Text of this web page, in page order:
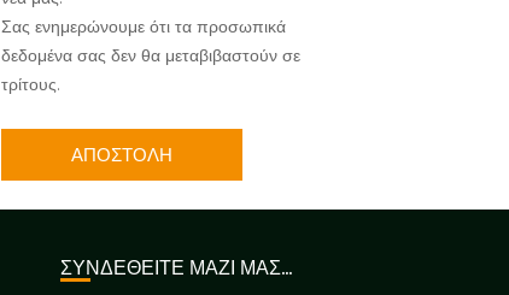
Σας ενημερώνουμε ότι τα προσωπικά
δεδομένα σας δεν θα μεταβιβαστούν σε
τρίτους.
ΣΥΝΔΕΘΕΙΤΕ ΜΑΖΙ ΜΑΣ…